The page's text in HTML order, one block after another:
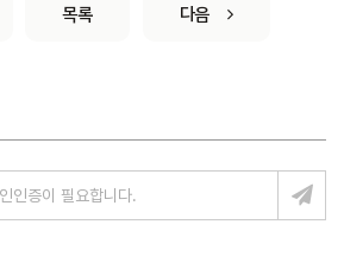
목록 다음